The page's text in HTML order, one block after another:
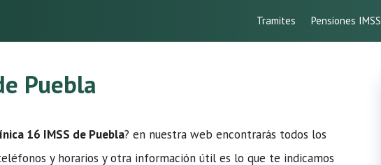
Tramites Pensiones IMSS
Puebla
16 IMSS de Puebla? en nuestra web encontrarás todos los
y horarios y otra información útil es lo que te indicamos